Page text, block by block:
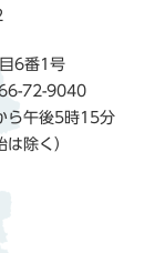
6番1号
72-9040
ら午後5時15分
除く）